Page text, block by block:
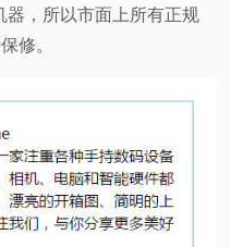
器，所以市面上所有正规
修。